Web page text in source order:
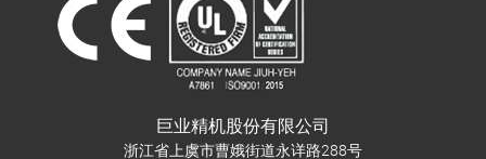
巨业精机股份有限公司
浙江省上虞市曹娥街道永详路288号